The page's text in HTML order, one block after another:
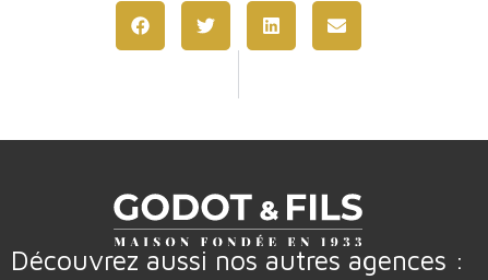
Découvrez aussi nos autres agences :